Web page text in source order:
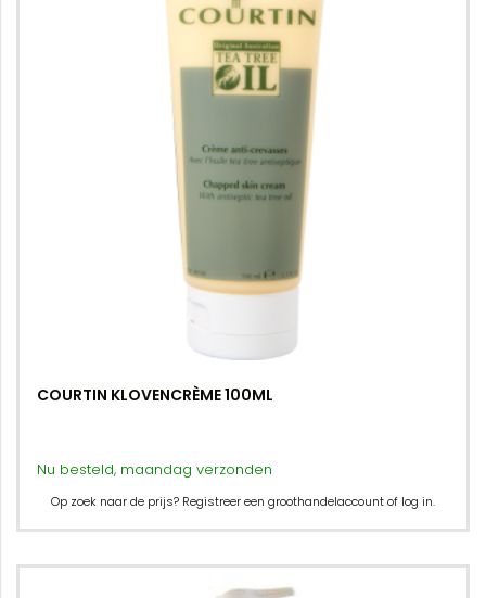
COURTIN KLOVENCRÈME 100ML
Nu besteld, maandag verzonden
Op zoek naar de prijs? Registreer een groothandelaccount of log in.